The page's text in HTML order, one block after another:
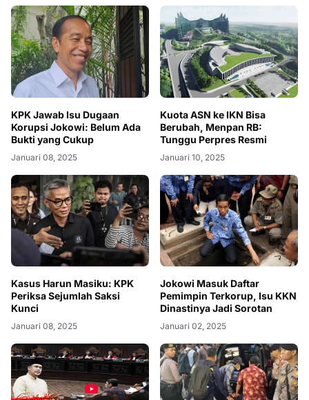
KPK Jawab Isu Dugaan
Korupsi Jokowi: Belum Ada
Bukti yang Cukup
Januari 08, 2025
Kuota ASN ke IKN Bisa
Berubah, Menpan RB:
Tunggu Perpres Resmi
Januari 10, 2025
Kasus Harun Masiku: KPK
Periksa Sejumlah Saksi
Kunci
Januari 08, 2025
Jokowi Masuk Daftar
Pemimpin Terkorup, Isu KKN
Dinastinya Jadi Sorotan
Januari 02, 2025